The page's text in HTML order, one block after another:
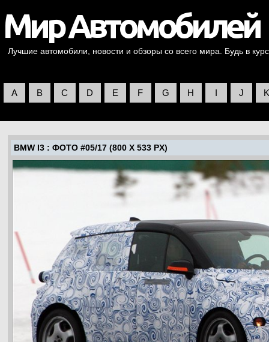
Лучшие автомобили, новости и обзоры со всего мира. Будь в
A B C D E F G H I J K
BMW I3 : ФОТО #05/17 (800 X 533 PX)